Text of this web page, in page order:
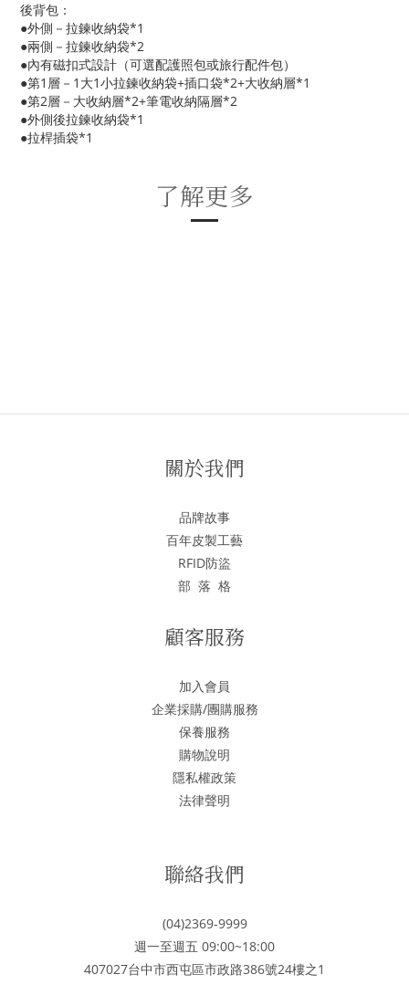
後背包：
●外側－拉鍊收納袋*1
●兩側－拉鍊收納袋*2
●內有磁扣式設計（可選配護照包或旅行配件包）
●第1層－1大1小拉鍊收納袋+插口袋*2+大收納層*1
●第2層－大收納層*2+筆電收納隔層*2
●外側後拉鍊收納袋*1
●拉桿插袋*1
了解更多
關於我們
品牌故事
百年皮製工藝
RFID防盜
部 落 格
顧客服務
加入會員
企業採購/團購服務
保養服務
購物說明
隱私權政策
法律聲明
聯絡我們
(04)2369-9999
週一至週五 09:00~18:00
407027台中市西屯區市政路386號24樓之1